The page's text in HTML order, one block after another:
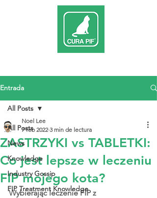
Entrada
All Posts
News
Knowledge
Industry Gossip
FIP Treatment Knowledge
All Posts
ZASTRZYKI vs TABLETKI:
Co jest lepsze w leczeniu
FIP mojego kota?
Noel Lee
7 feb 2022 3 min de lectura
Wybierając leczenie FIP z